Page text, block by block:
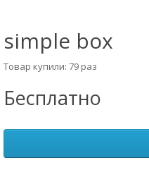
simple box
Товар купили: 79 раз
Бесплатно